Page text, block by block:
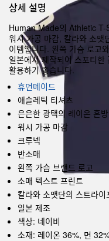
상세 설명
Human Made의 Athletic T-
워시 가공 마감, 칼라와 소맷
이템입니다. 왼쪽 가슴 로고
일본에서 제작되어 스포티
활용하기 좋습니다.
휴먼메이드
애슬레틱 티셔츠
은은한 광택의 레이온 혼
워시 가공 마감
크루넥
반소매
왼쪽 가슴 브랜드 로고
소매 텍스트 프린트
칼라와 소맷단의 스트라
일본 제조
색상: 네이비
소재: 레이온 36%, 면